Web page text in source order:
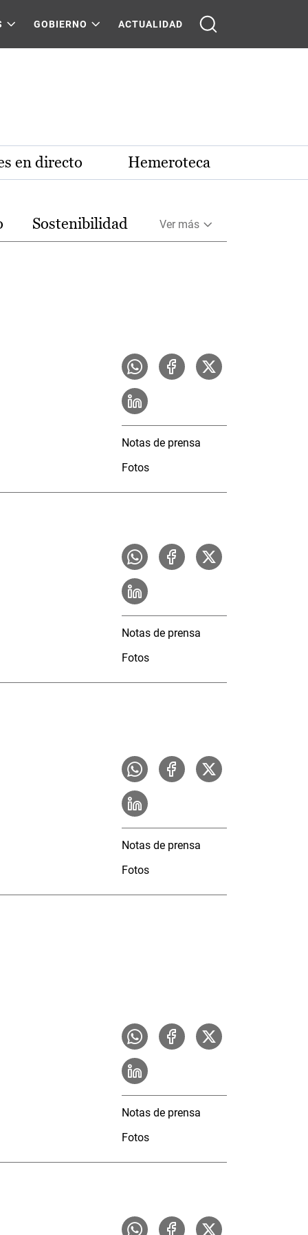
GOBIERNO ACTUALIDAD
en directo Hemeroteca
Sostenibilidad Ver más
Notas de prensa
Fotos
Notas de prensa
Fotos
Notas de prensa
Fotos
Notas de prensa
Fotos